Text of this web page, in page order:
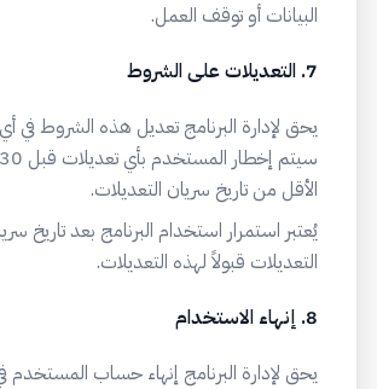
البيانات أو توقف العمل.
7. التعديلات على الشروط
يحق لإدارة البرنامج تعديل هذه الشروط في
الأقل من تاريخ سريان التعديلات.
يُعتبر استمرار استخدام البرنامج بعد تاريخ
التعديلات قبولاً لهذه التعديلات.
8. إنهاء الاستخدام
يحق لإدارة البرنامج إنهاء حساب